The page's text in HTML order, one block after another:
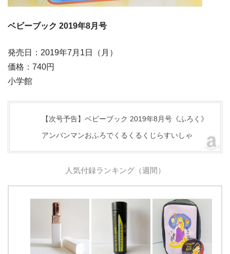
ベビーブック 2019年8月号
発売日：2019年7月1日（月）
価格：740円
小学館
【次号予告】ベビーブック 2019年8月号《ふろく》
アンパンマンおふろでくるくるくじらすいしゃ
人気付録ランキング（週間）